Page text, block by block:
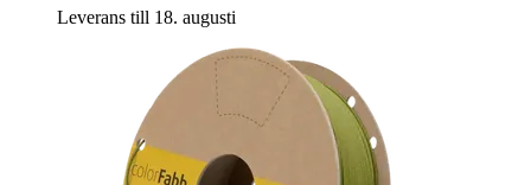
Leverans till 18. augusti